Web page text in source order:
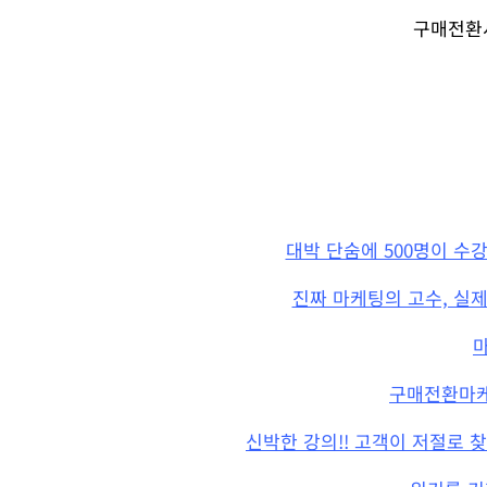
구매전
대박 단숨에 500명이 수
진짜 마케팅의 고수, 실
구매전환마
신박한 강의!! 고객이 저절로